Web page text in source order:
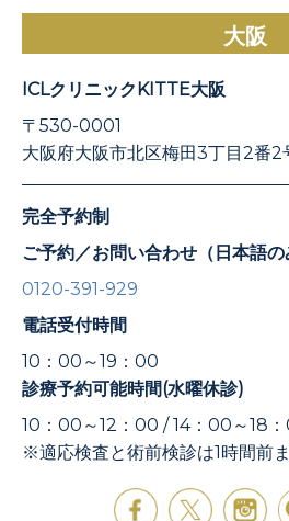
大阪
ICLクリニックKITTE大阪
〒530-0001
大阪府大阪市北区梅田3丁目2番2
完全予約制
ご予約／お問い合わせ（日本語の
0120-391-929
電話受付時間
10：00～19：00
診療予約可能時間(水曜休診)
10：00～12：00 / 14：00～18
※適応検査と術前検診は1時間前